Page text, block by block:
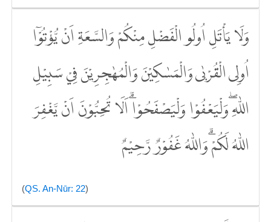
وَلَا يَأْتَلِ اُولُو الْفَضْلِ مِنْكُمْ وَالسَّعَةِ اَنْ يُّؤْتُوْٓا
اُولِى الْقُرْبٰى وَالْمَسٰكِيْنَ وَالْمُهٰجِرِيْنَ فِيْ سَبِيْلِ
اللّٰهِ ۖوَلْيَعْفُوْا وَلْيَصْفَحُوْاۗ اَلَا تُحِبُّوْنَ اَنْ يَّغْفِرَ
اللّٰهُ لَكُمْ ۗوَاللّٰهُ غَفُوْرٌ رَّحِيْمٌ
(QS. An-Nūr: 22)